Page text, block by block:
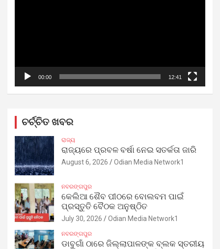
00:00 12:41
ଚର୍ଚ୍ଚିତ ଖବର
ରାଜ୍ୟ
ରାଜ୍ୟରେ ପ୍ରବଳ ବର୍ଷା ନେଇ ସତର୍କତା ଜାରି
August 6, 2026 Odian Media Network1
ନବରଙ୍ଗପୁର
କେଲିଆ ଶୈବ ପୀଠରେ ବୋଲବମ ପାଇଁ
ପ୍ରସ୍ତୁତି ବୈଠକ ଅନୁଷ୍ଠିତ
July 30, 2026 Odian Media Network1
ନବରଙ୍ଗପୁର
ଡାବୁଗାଁ ଠାରେ ଜିଲ୍ଲାପାଳଙ୍କ ବ୍ଲକ ସ୍ତରୀୟ